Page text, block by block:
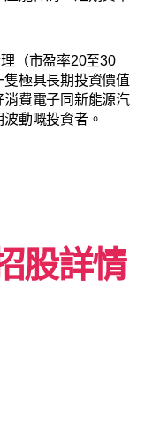
（市盈率20至30
極具長期投資價值
費電子同新能源汽
動嘅投資者。
股詳情